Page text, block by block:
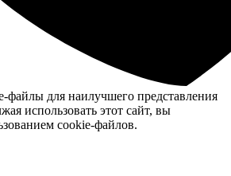
для наилучшего представления
использовать этот сайт, вы
cookie-файлов.